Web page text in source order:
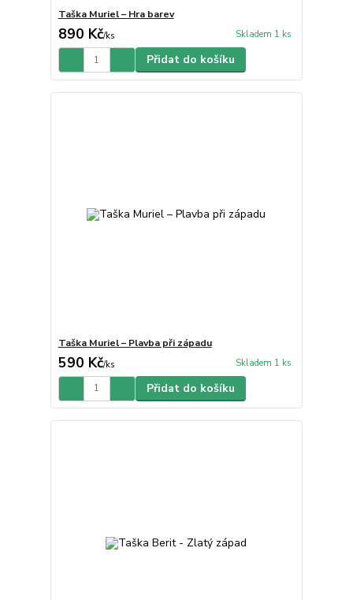
Taška Muriel – Hra barev
890 Kč/ks Skladem 1 ks
Přidat do košíku
Taška Muriel – Plavba při západu
590 Kč/ks Skladem 1 ks
Přidat do košíku